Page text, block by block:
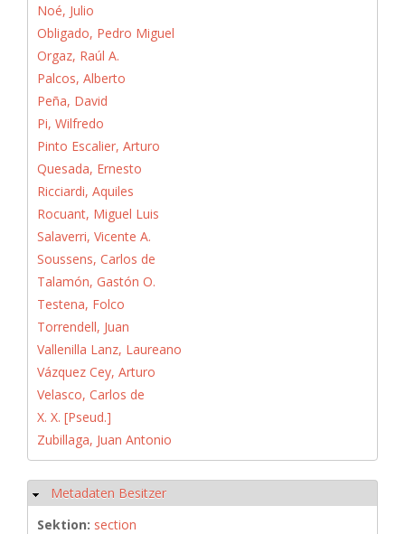
Noé, Julio
Obligado, Pedro Miguel
Orgaz, Raúl A.
Palcos, Alberto
Peña, David
Pi, Wilfredo
Pinto Escalier, Arturo
Quesada, Ernesto
Ricciardi, Aquiles
Rocuant, Miguel Luis
Salaverri, Vicente A.
Soussens, Carlos de
Talamón, Gastón O.
Testena, Folco
Torrendell, Juan
Vallenilla Lanz, Laureano
Vázquez Cey, Arturo
Velasco, Carlos de
X. X. [Pseud.]
Zubillaga, Juan Antonio
Hide
Metadaten Besitzer
Sektion: section